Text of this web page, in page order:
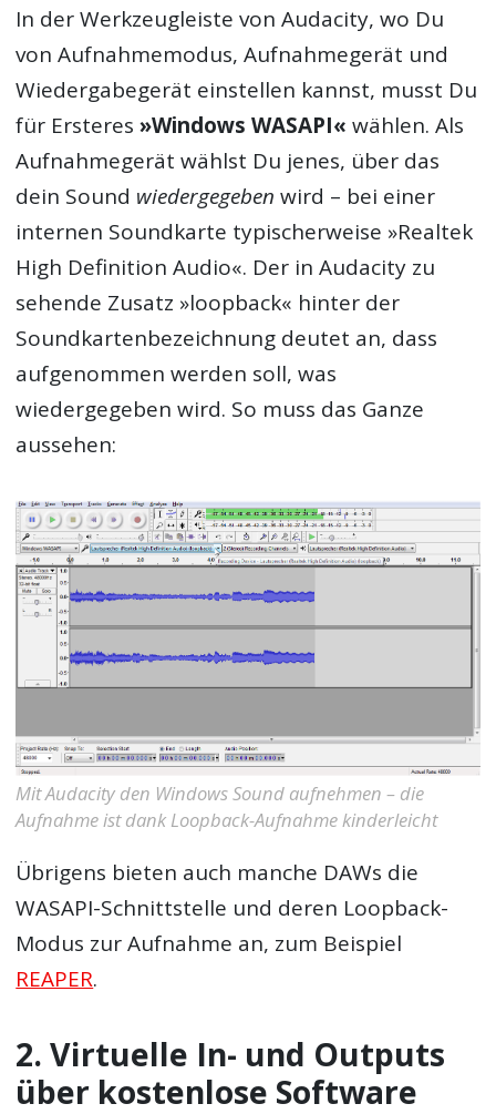
In der Werkzeugleiste von Audacity, wo Du
von Aufnahmemodus, Aufnahmegerät und
Wiedergabegerät einstellen kannst, musst Du
für Ersteres»Windows WASAPI« wählen. Als
Aufnahmegerät wählst Du jenes, über das
dein Sound wiedergegeben wird – bei einer
internen Soundkarte typischerweise »Realtek
High Definition Audio«. Der in Audacity zu
sehende Zusatz »loopback« hinter der
Soundkartenbezeichnung deutet an, dass
aufgenommen werden soll, was
wiedergegeben wird. So muss das Ganze
aussehen:
Mit Audacity den Windows Sound aufnehmen – die
Aufnahme ist dank Loopback-Aufnahme kinderleicht
Übrigens bieten auch manche DAWs die
WASAPI-Schnittstelle und deren Loopback-
Modus zur Aufnahme an, zum Beispiel
REAPER.
2. Virtuelle In- und Outputs
über kostenlose Software